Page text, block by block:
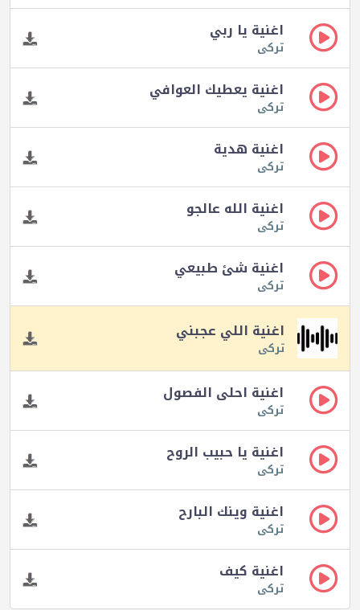
اغنية يا ربي
تركى
اغنية يعطيك العوافي
تركى
اغنية هدية
تركى
اغنية الله عالجو
تركى
اغنية شئ طبيعي
تركى
اغنية اللي عجبني
تركى
اغنية احلى الفصول
تركى
اغنية يا حبيب الروح
تركى
اغنية وينك البارح
تركى
اغنية كيف
تركى